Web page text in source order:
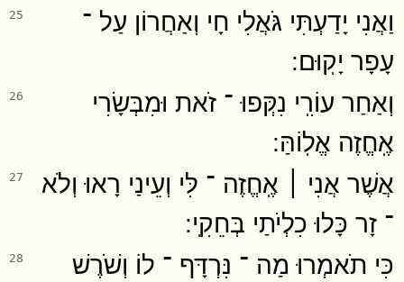
25
וַאֲנִי יָדַעְתִּי גֹּאֲלִי חָי וְאַחֲרוֹן עַל ־
עָפָר יָקֽוּם ׃
26
וְאַחַר עוֹרִֽי נִקְּפוּ ־ זֹאת וּמִבְּשָׂרִי
אֶֽחֱזֶה אֱלֽוֹהַּ ׃
27
אֲשֶׁר אֲנִי ׀ אֶֽחֱזֶה ־ לִּי וְעֵינַי רָאוּ וְלֹא
־ זָר כָּלוּ כִלְיֹתַי בְּחֵקִֽי ׃
28
כִּי תֹאמְרוּ מַה ־ נִּרְדָּף ־ לוֹ וְשֹׁרֶשׁ